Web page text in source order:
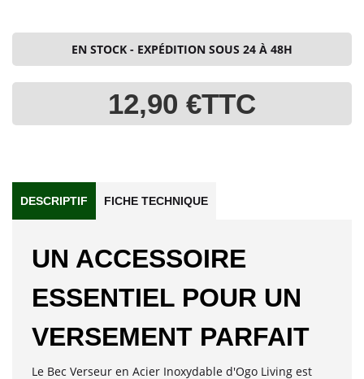
EN STOCK - EXPÉDITION SOUS 24 À 48H
12,90 €TTC
DESCRIPTIF FICHE TECHNIQUE
UN ACCESSOIRE
ESSENTIEL POUR UN
VERSEMENT PARFAIT
Le Bec Verseur en Acier Inoxydable d'Ogo Living est